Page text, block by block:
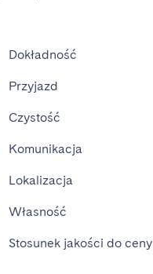
Dokładność
Przyjazd
Czystość
Komunikacja
Lokalizacja
Własność
Stosunek jakości do ceny